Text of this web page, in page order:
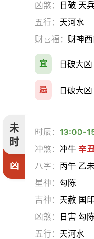
凶煞：
日破 天兵
五行： 天河水
财喜福： 财神
宜 日破大
忌 日破大
未
时
凶
时辰：13:00-
冲煞：冲牛辛
八字： 丙午 乙
星神： 勾陈
吉神： 天赦 国印
凶煞：
日害 勾陈
五行： 天河水